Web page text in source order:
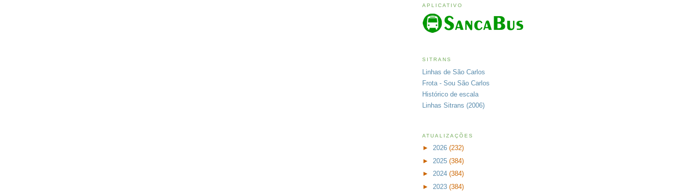
APLICATIVO
SITRANS
Linhas de São Carlos
Frota - Sou São Carlos
Histórico de escala
Linhas Sitrans (2006)
ATUALIZAÇÕES
► 2026 (232)
► 2025 (384)
► 2024 (384)
► 2023 (384)